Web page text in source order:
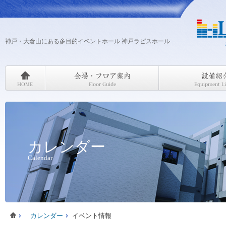
神戸・大倉山にある多目的イベントホール 神戸ラピスホール
カレンダー
Calendar
カレンダー イベント情報